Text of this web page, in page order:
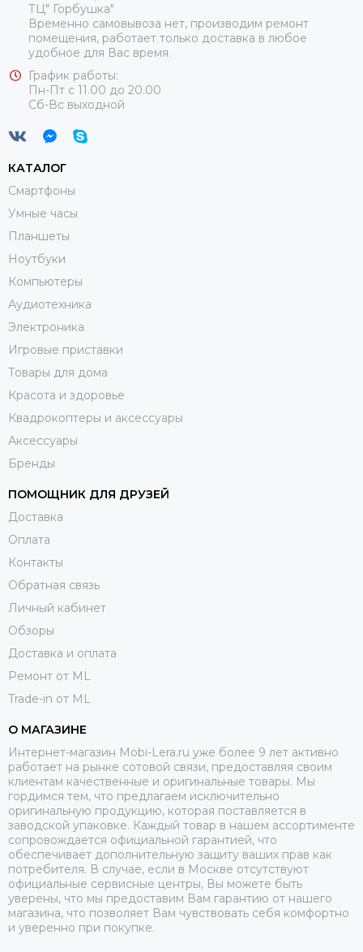
ТЦ" Горбушка"
Временно самовывоза нет, производим ремонт
помещения, работает только доставка в любое
удобное для Вас время.
График работы:
Пн-Пт с 11.00 до 20.00
Сб-Вс выходной
КАТАЛОГ
Смартфоны
Умные часы
Планшеты
Ноутбуки
Компьютеры
Аудиотехника
Электроника
Игровые приставки
Товары для дома
Красота и здоровье
Квадрокоптеры и аксессуары
Аксессуары
Бренды
ПОМОЩНИК ДЛЯ ДРУЗЕЙ
Доставка
Оплата
Контакты
Обратная связь
Личный кабинет
Обзоры
Доставка и оплата
Ремонт от ML
Trade-in от ML
О МАГАЗИНЕ
Интернет-магазин Mobi-Lera.ru уже более 9 лет активно
работает на рынке сотовой связи, предоставляя своим
клиентам качественные и оригинальные товары. Мы
гордимся тем, что предлагаем исключительно
оригинальную продукцию, которая поставляется в
заводской упаковке. Каждый товар в нашем ассортименте
сопровождается официальной гарантией, что
обеспечивает дополнительную защиту ваших прав как
потребителя. В случае, если в Москве отсутствуют
официальные сервисные центры, Вы можете быть
уверены, что мы предоставим Вам гарантию от нашего
магазина, что позволяет Вам чувствовать себя комфортно
и уверенно при покупке.